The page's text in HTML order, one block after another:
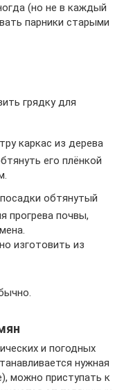
(но не в каждый
парники старыми
грядку для
каркас из дерева
его плёнкой
обтянутый
прогрева почвы,
изготовить из
и погодных
нужная
можно приступать к